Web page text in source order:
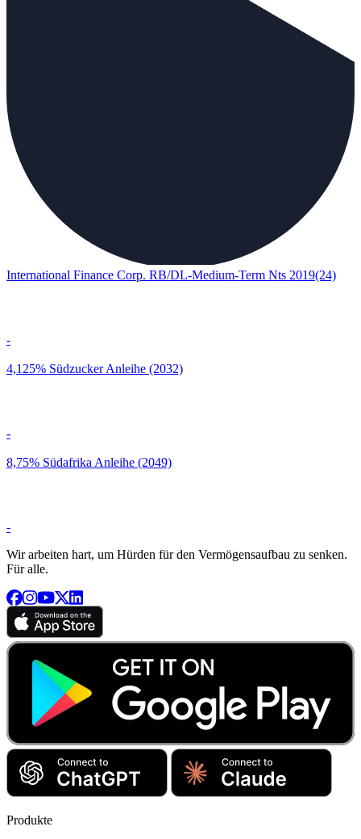
International Finance Corp. RB/DL-Medium-Term Nts 2019(24)
-
4,125% Südzucker Anleihe (2032)
-
8,75% Südafrika Anleihe (2049)
-
Wir arbeiten hart, um Hürden für den Vermögensaufbau zu senken.
Für alle.
Produkte